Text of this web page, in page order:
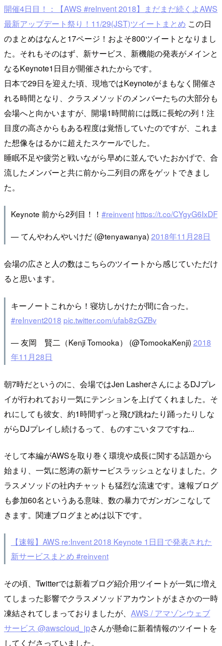
開催4日目！：【AWS #reInvent 2018】まだまだ続くよAWS
最新アップデート祭り！11/29(JST)ツイートまとめ この日
のまとめはなんと17ページ！およそ800ツイートとなりまし
た。それもそのはず、新サービス、新機能の発表がメインと
なるKeynote1日目が開催されたからです。
日本で29日を迎えた頃、現地ではKeynoteがまもなく開催さ
れる時間となり、クラスメソッドのメンバーたちの大部分も
会場へと向かいますが、開場1時間前には既に長蛇の列！注
目度の高さからもある程度は覚悟していたのですが、これま
た想像をはるかに超えたスケールでした。
睡眠不足や疲労と戦いながら早めに並んでいたおかげで、合
流したメンバーと共に前から二列目の席をゲットできまし
た。
Keynote 前から2列目！！ #reinvent https://t.co/CYgyG6IxDF
— てんやわんやいけだ (@tenyawanya) 2018年11月28日
会場の広さと人の数はこちらのツイートから感じていただけ
ると思います。
キーノートこれから！寝坊しかけたが間に合った。
#reInvent2018 pic.twitter.com/ufab8zGZBv
— 友岡 賢二（Kenji Tomooka） (@TomookaKenji) 2018
年11月28日
朝7時だというのに、会場ではJen LasherさんによるDJプレ
イが行われており一気にテンションを上げてくれました。そ
れにしても彼女、約1時間ずっと飛び跳ねたり踊ったりしな
がらDJプレイし続けるって、ものすごいタフですね...
そして本編がAWSを取り巻く環境や成長に関する話題から
始まり、一気に怒涛の新サービスラッシュとなりました。ク
ラスメソッドの社内チャットも猛烈な流速です。速報ブログ
も参加60名というある意味、数の暴力でガンガンこなして
きます。関連ブログまとめは以下です。
【速報】AWS re:Invent 2018 Keynote 1日目で発表された
新サービスまとめ #reinvent
その頃、Twitterでは新着ブログ紹介用ツイートが一気に増え
てしまった影響でクラスメソッドアカウントがまさかの一時
凍結されてしまっておりましたが、 AWS / アマゾンウェブ
サービス @awscloud_jpさんが懸命に新着情報のツイートを
してくださっていました。